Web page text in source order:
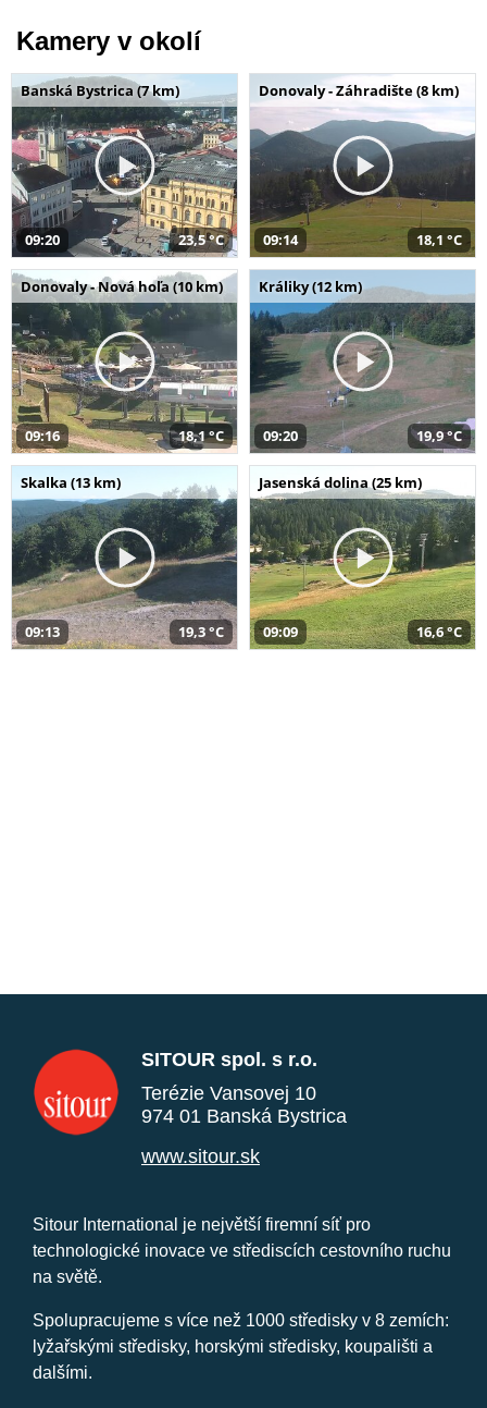
Kamery v okolí
Banská Bystrica (7 km)
09:20 23,5 °C
Donovaly - Záhradište (8 km)
09:14 18,1 °C
Donovaly - Nová hoľa (10 km)
09:16 18,1 °C
Králiky (12 km)
09:20 19,9 °C
Skalka (13 km)
09:13 19,3 °C
Jasenská dolina (25 km)
09:09 16,6 °C
SITOUR spol. s r.o.
Terézie Vansovej 10
974 01 Banská Bystrica
www.sitour.sk
Sitour International je největší firemní síť pro
technologické inovace ve střediscích cestovního ruchu
na světě.
Spolupracujeme s více než 1000 středisky v 8 zemích:
lyžařskými středisky, horskými středisky, koupališti a
dalšími.